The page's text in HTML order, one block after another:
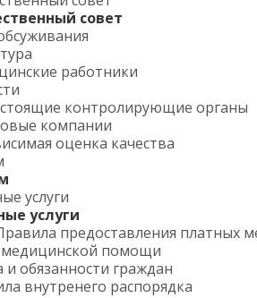
совет
работники
контролирующие органы
компании
оценка качества
услуги
услуги
предоставления платных
помощи
и обязанности граждан
внутренего распорядка